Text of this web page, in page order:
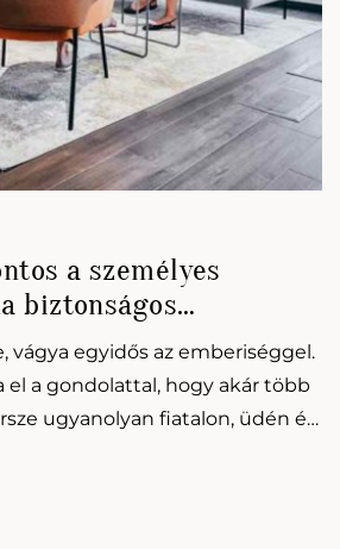
a személyes
biztonságos
szeretnél választani!
vágya egyidős az emberiséggel.
el a gondolattal, hogy akár több
ugyanolyan fiatalon, üdén és